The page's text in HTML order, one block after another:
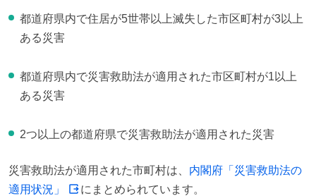
都道府県内で住居が5世帯以上滅失した市区町村が3以上
ある災害
都道府県内で災害救助法が適用された市区町村が1以上
ある災害
2つ以上の都道府県で災害救助法が適用された災害
災害救助法が適用された市町村は、 内閣府「災害救助法の
適用状況」
にまとめられています。